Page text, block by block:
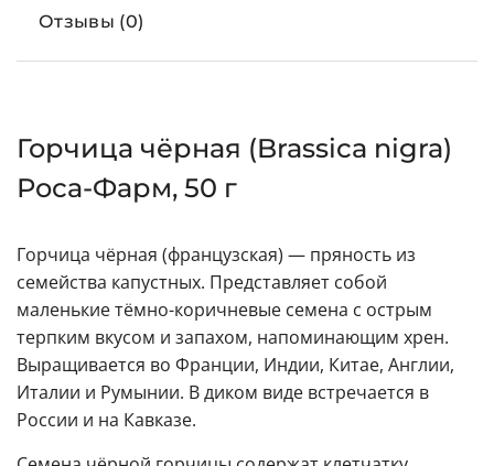
Отзывы (0)
Горчица чёрная (Brassica nigra)
Роса-Фарм, 50 г
Горчица чёрная (французская) — пряность из
семейства капустных. Представляет собой
маленькие тёмно-коричневые семена с острым
терпким вкусом и запахом, напоминающим хрен.
Выращивается во Франции, Индии, Китае, Англии,
Италии и Румынии. В диком виде встречается в
России и на Кавказе.